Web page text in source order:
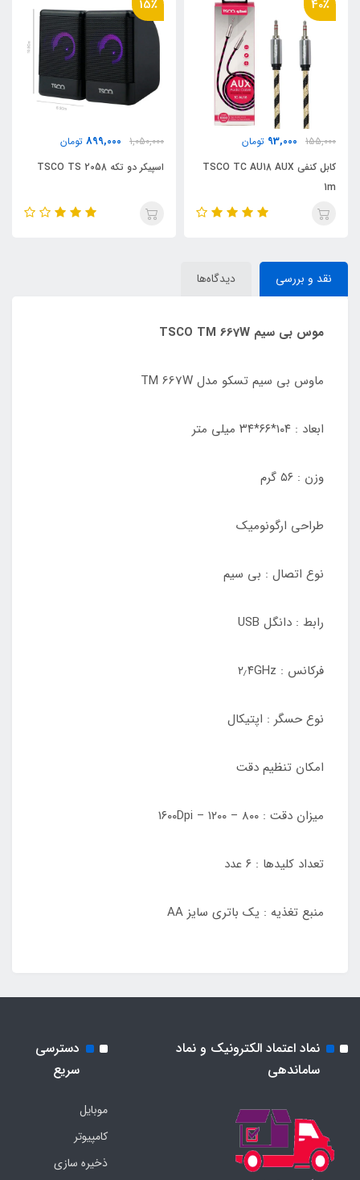
40٪
155,000
93,000 تومان
کابل کنفی TSCO TC AU18 AUX
1m
15٪
1,050,000
899,000 تومان
اسپیکر دو تکه TSCO TS 2058
نقد و بررسی دیدگاه‌ها
موس بی سیم TSCO TM 667W
ماوس بی سیم تسکو مدل TM 667W
ابعاد : ۱۰۴*۶۶*۳۴ میلی متر
وزن : ۵۶ گرم
طراحی ارگونومیک
نوع اتصال : بی سیم
رابط : دانگل USB
فرکانس : ۲٫۴GHz
نوع حسگر : اپتیکال
امکان تنظیم دقت
میزان دقت : ۸۰۰ – ۱۲۰۰ – ۱۶۰۰Dpi
تعداد کلیدها : ۶ عدد
منبع تغذیه : یک باتری سایز AA
نماد اعتماد الکترونیک و نماد
ساماندهی
دسترسی
سریع
موبایل
کامپیوتر
ذخیره سازی